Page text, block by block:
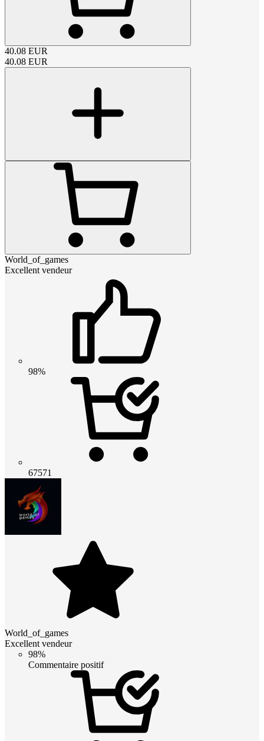
40.08 EUR
40.08 EUR
World_of_games
Excellent vendeur
98%
67571
World_of_games
Excellent vendeur
98%
Commentaire positif